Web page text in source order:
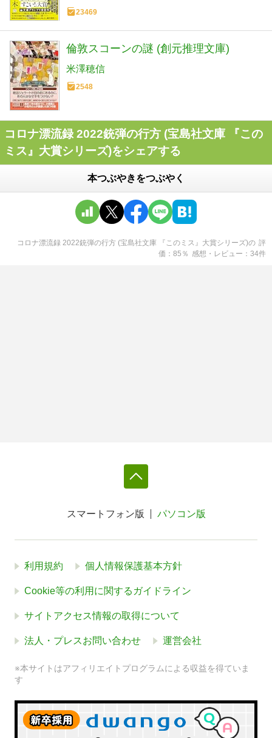
23469
倫敦スコーンの謎 (創元推理文庫)
米澤穂信
2548
コロナ漂流録 2022銃弾の行方 (宝島社文庫 『この
ミス』大賞シリーズ)をシェアする
本つぶやきをつぶやく
コロナ漂流録 2022銃弾の行方 (宝島社文庫 『このミス』大賞シリーズ)の 評
価
85 ％ 感想・レビュー 34件
スマートフォン版 パソコン版
利用規約 個人情報保護基本方針
Cookie等の利用に関するガイドライン
サイトアクセス情報の取得について
法人・プレスお問い合わせ 運営会社
※本サイトはアフィリエイトプログラムによる収益を得ていま
す